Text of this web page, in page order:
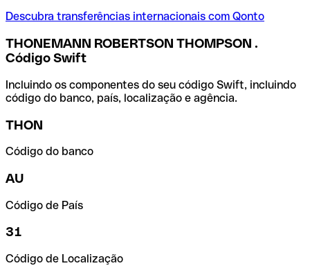
Descubra transferências internacionais com Qonto
THONEMANN ROBERTSON THOMPSON .
Código Swift
Incluindo os componentes do seu código Swift, incluindo
código do banco, país, localização e agência.
THON
Código do banco
AU
Código de País
31
Código de Localização